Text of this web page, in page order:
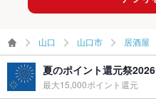
山口 山口市 居酒屋
夏のポイント還元祭2026
最大15,000ポイント還元